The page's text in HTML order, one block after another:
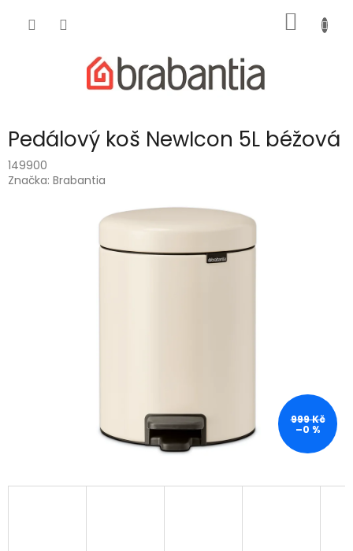
KOŠÍK
Pedálový koš NewIcon 5L béžová
149900
Značka: Brabantia
999 Kč
–0 %